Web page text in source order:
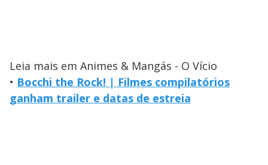
Leia mais em Animes & Mangás - O Vício
• Bocchi the Rock! | Filmes compilatórios
ganham trailer e datas de estreia